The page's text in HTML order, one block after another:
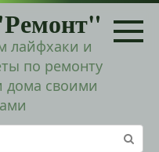
лайфхаки и
по ремонту
дома своими